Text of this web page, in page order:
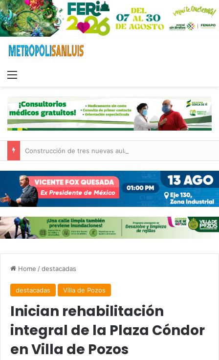
Home /destacadas
destacadas Villa de Pozos
Inician rehabilitación
integral de la Plaza Cóndor
en Villa de Pozos